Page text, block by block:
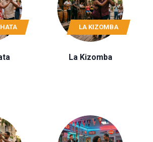
LA KIZOMBA
La Kizomba